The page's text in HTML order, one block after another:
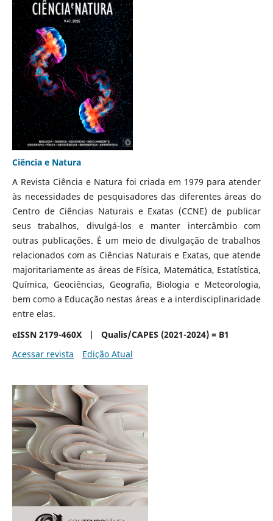
Ciência e Natura
A Revista Ciência e Natura foi criada em 1979 para atender
às necessidades de pesquisadores das diferentes áreas do
Centro de Ciências Naturais e Exatas (CCNE) de publicar
seus trabalhos, divulgá-los e manter intercâmbio com
outras publicações. É um meio de divulgação de trabalhos
relacionados com as Ciências Naturais e Exatas, que atende
majoritariamente as áreas de Física, Matemática, Estatística,
Química, Geociências, Geografia, Biologia e Meteorologia,
bem como a Educação nestas áreas e a interdisciplinaridade
entre elas.
eISSN 2179-460X| Qualis/CAPES (2021-2024) = B1
Acessar revista
Edição Atual